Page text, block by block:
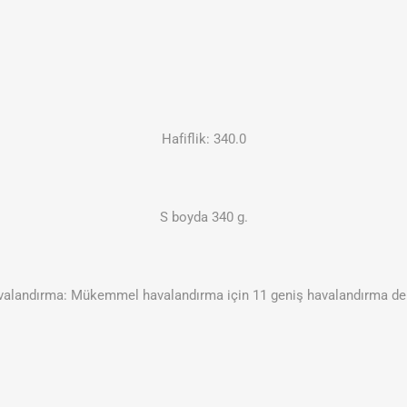
Hafiflik: 340.0
S boyda 340 g.
Mükemmel havalandırma için 11 geniş havalandırma